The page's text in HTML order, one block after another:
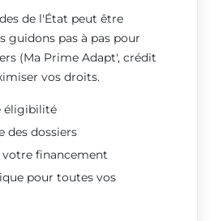
de l'État peut être
guidons pas à pas pour
(Ma Prime Adapt', crédit
vos droits.
éligibilité
des dossiers
financement
pour toutes vos